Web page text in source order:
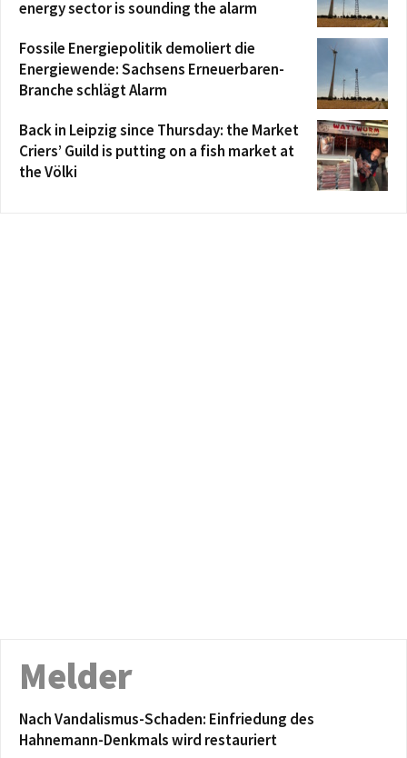
energy sector is sounding the alarm
Fossile Energiepolitik demoliert die
Energiewende: Sachsens Erneuerbaren-
Branche schlägt Alarm
Back in Leipzig since Thursday: the Market
Criers’ Guild is putting on a fish market at
the Völki
Melder
Nach Vandalismus-Schaden: Einfriedung des
Hahnemann-Denkmals wird restauriert